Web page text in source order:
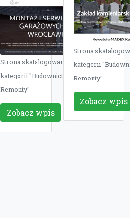
Strona skatalogowana w
kategorii "Budownictwo i
Remonty"
Zobacz wpis
Strona
kategorii
Remonty"
Zobacz wpis